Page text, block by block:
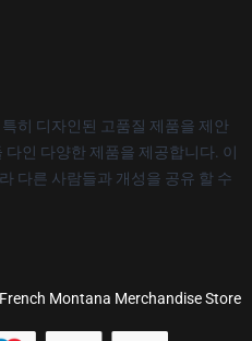
히 디자인된 고품질 제품을 제안
인 다양한 제품을 제공합니다. 이
다른 사람들과 개성을 공유 할 수
Montana Merchandise Store